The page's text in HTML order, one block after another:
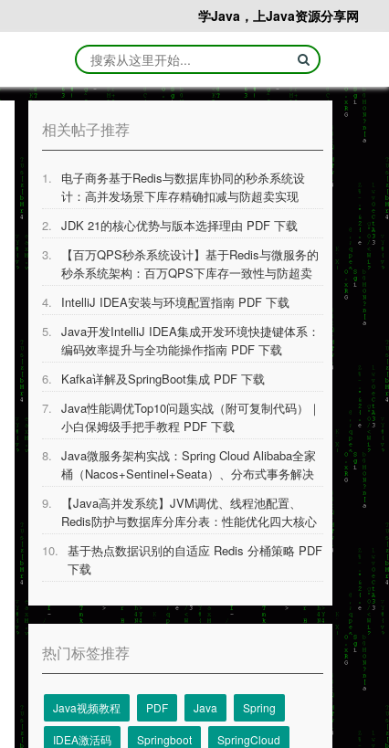
学Java，上Java资源分享网
相关帖子推荐
1.
电子商务基于Redis与数据库协同的秒杀系统设
计：高并发场景下库存精确扣减与防超卖实现
PDF 下载
2. JDK 21的核⼼优势与版本选择理由 PDF 下载
3.
【百万QPS秒杀系统设计】基于Redis与微服务的
秒杀系统架构：百万QPS下库存一致性与防超卖
技术实现 PDF 下载
4.
IntelliJ IDEA安装与环境配置指南 PDF 下载
5. Java开发IntelliJ IDEA集成开发环境快捷键体系：
编码效率提升与全功能操作指南 PDF 下载
6.
Kafka详解及SpringBoot集成 PDF 下载
7. Java性能调优Top10问题实战（附可复制代码）｜
小白保姆级手把手教程 PDF 下载
8. Java微服务架构实战：Spring Cloud Alibaba全家
桶（Nacos+Sentinel+Seata）、分布式事务解决
方案等 PDF 下载
9.
【Java高并发系统】JVM调优、线程池配置、
Redis防护与数据库分库分表：性能优化四大核心
技术详解 PDF 下载
10. 基于热点数据识别的自适应 Redis 分桶策略 PDF
下载
热门标签推荐
Java视频教程 PDF Java Spring
IDEA激活码 Springboot SpringCloud